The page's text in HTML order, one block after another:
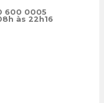
600 0005
às 22h16